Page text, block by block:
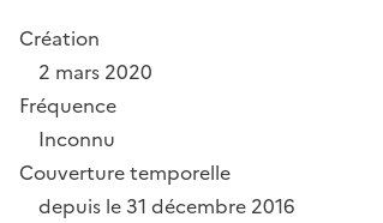
Création
2 mars 2020
Fréquence
Inconnu
Couverture temporelle
depuis le 31 décembre 2016